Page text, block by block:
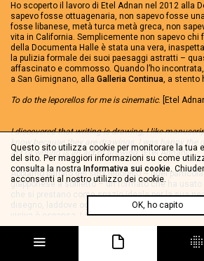
Ho scoperto il lavoro di Etel Adnan nel 2012 alla
sapevo fosse ottuagenaria, non sapevo fosse
fosse libanese, metà turca metà greca, non
vita in California. Semplicemente non sapevo chi
della Documenta Halle è stata una vera,
la pulizia formale dei suoi paesaggi astratti –
affascinato e commosso. Quando l’ho
a San Gimignano, alla Galleria Continua, a stento
To do the leporellos for me is cinematic. [Etel
I discovered that writing is drawing, I like
know because they are drawings. I was happy the
act of writing is an act of drawing. [Etel Adnan]
Abbiamo parlato dei suoi leporello – quel
giapponese a soffietto – un formato che ha usato
che si prestano come spazio ideale per la sua
disegno, laddove ogni esitazione è negata, dove
visiva è espansa. I quattro leporello che presenta
hanno le dimensioni classiche da cartolina,
sviluppano in altezza, quasi volessero
ha tracciato in bianco e nero e che parlano delle
Questo sito utilizza cookie per monitorare la tua
del sito. Per maggiori informazioni su come
consulta la nostra Informativa sui cookie.
acconsenti al nostro utilizzo dei cookie.
OK, ho capito